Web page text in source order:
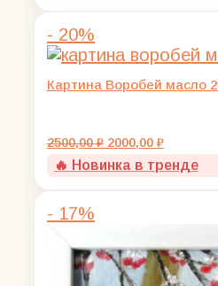
- 20%
Картина Воробей масло
2500,00₽ Первоначальная
составляла
2000,00 ₽Текущая
2000,00 ₽.
🔥 Новинка в тренде
- 17%